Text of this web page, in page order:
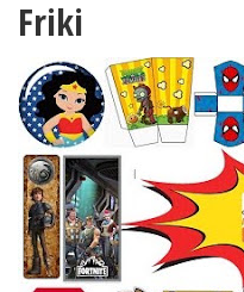
Friki